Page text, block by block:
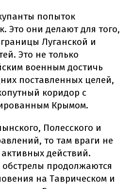
попыток
Это они делают для того,
Луганской и
Это не только
военным достичь
поставленных целей,
коридор с
Крымом.
Полесского и
то там враги не
действий.
продолжаются
на Таврическом и